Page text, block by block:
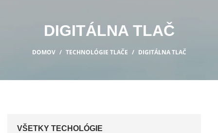
DIGITÁLNA TLAČ
DOMOV TECHNOLÓGIE TLAČE DIGITÁLNA TLAČ
VŠETKY TECHOLÓGIE